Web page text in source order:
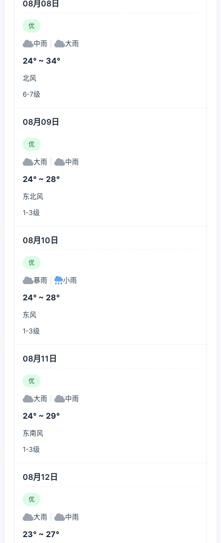
08月08日
优
中雨 大雨
24° ~ 34°
北风
6-7级
08月09日
优
大雨 中雨
24° ~ 28°
东北风
1-3级
08月10日
优
暴雨 小雨
24° ~ 28°
东风
1-3级
08月11日
优
大雨 中雨
24° ~ 29°
东南风
1-3级
08月12日
优
大雨 中雨
23° ~ 27°